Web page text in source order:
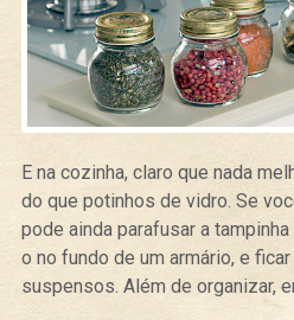
E na cozinha, claro que nada
do que potinhos de vidro. Se
pode ainda parafusar a
o no fundo de um armário, e
suspensos. Além de organizar,